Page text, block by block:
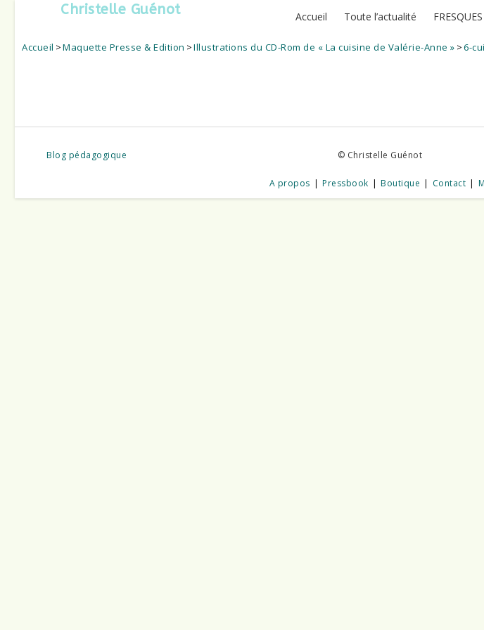
Christelle Guénot Accueil Toute l’actualité
Accueil >Maquette Presse & Edition >Illustrations du CD-Rom de « La cuisine de Valérie-Anne » >6-
Blog pédagogique © Christelle Guénot
A propos Pressbook Boutique Contact